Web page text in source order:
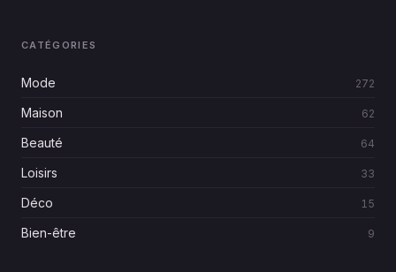
CATÉGORIES
Mode 272
Maison 62
Beauté 64
Loisirs 33
Déco 15
Bien-être 9